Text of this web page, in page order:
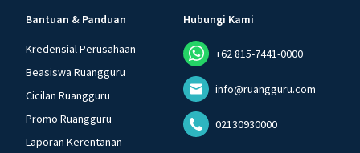
Bantuan & Panduan
Kredensial Perusahaan
Beasiswa Ruangguru
Cicilan Ruangguru
Promo Ruangguru
Laporan Kerentanan
Hubungi Kami
+62 815-7441-0000
info@ruangguru.com
02130930000